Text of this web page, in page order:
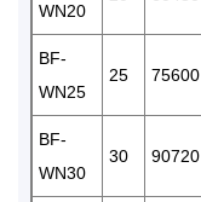
WN20
BF-
WN25
25 75600
BF-
WN30
30 90720